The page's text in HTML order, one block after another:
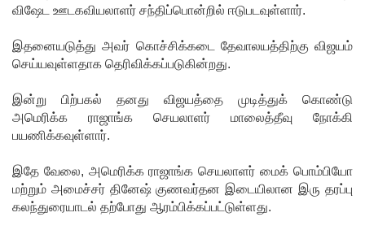
ற்கும்
அதிகமா
னோருக்கு
பாதிப்பு
மத்திய
தின் புதிய
ஆளுநர்
விஷேட ஊடகவியலாளர் சந்திப்பொன்றில் ஈடுபடவுள்ளார்.
இதனையடுத்து அவர் கொச்சிக்கடை தேவாலயத்திற்கு விஜயம்
செய்யவுள்ளதாக தெரிவிக்கப்படுகின்றது.
இன்று பிற்பகல் தனது விஜயத்தை முடித்துக் கொண்டு
அமெரிக்க ராஜாங்க செயலாளர் மாலைத்தீவு நோக்கி
பயணிக்கவுள்ளார்.
இதே வேலை, அமெரிக்க ராஜாங்க செயலாளர் மைக் பொம்பியோ
மற்றும் அமைச்சர் தினேஷ் குணவர்தன இடையிலான இரு தரப்பு
கலந்துரையாடல் தற்போது ஆரம்பிக்கப்பட்டுள்ளது.